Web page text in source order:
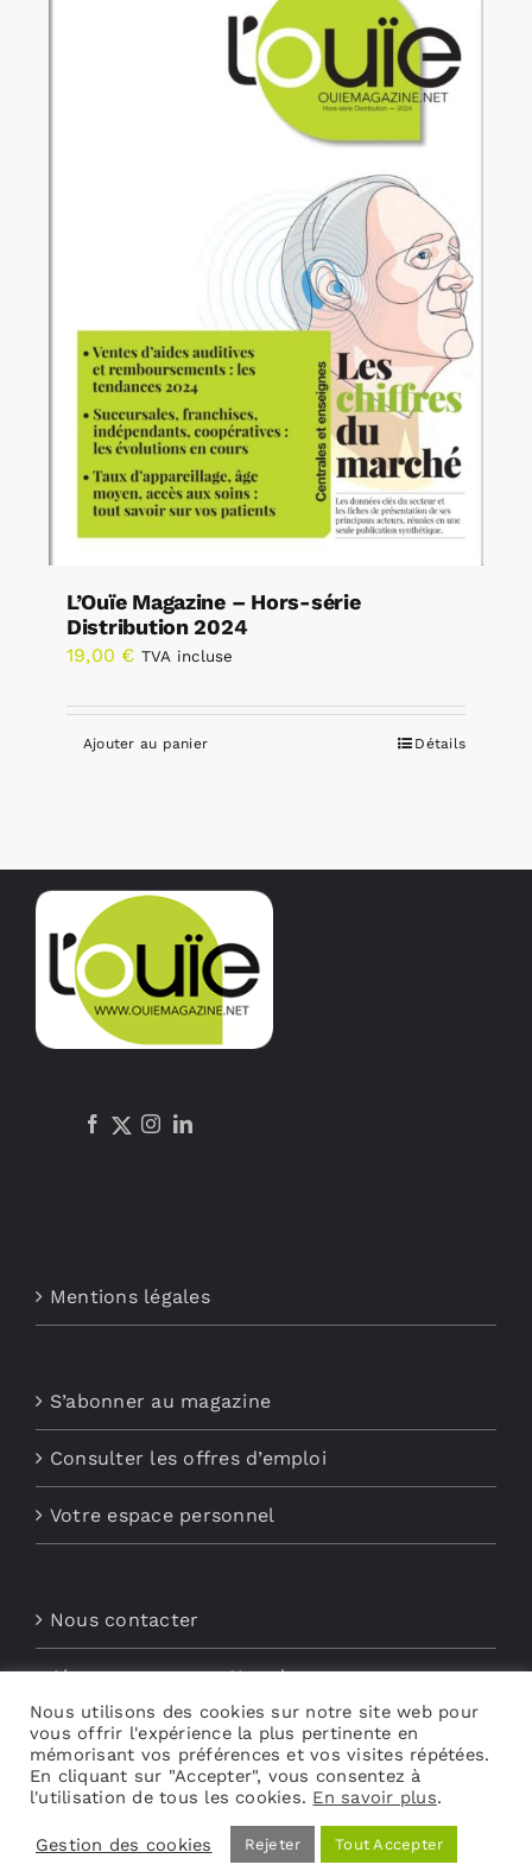
L’Ouïe Magazine – Hors-série
Distribution 2024
19,00 € TVA incluse
Ajouter au panier Détails
Mentions légales
S’abonner au magazine
Consulter les offres d’emploi
Votre espace personnel
Nous contacter
Abonnements aux Newsletters
Découvrez My Audio
Nous utilisons des cookies sur notre site web pour
vous offrir l'expérience la plus pertinente en
mémorisant vos préférences et vos visites répétées.
En cliquant sur "Accepter", vous consentez à
l'utilisation de tous les cookies. En savoir plus.
Gestion des cookies Rejeter Tout Accepter